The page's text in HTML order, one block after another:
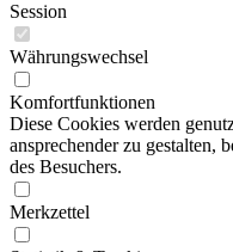
Session
Währungswechsel
Komfortfunktionen
Diese Cookies werden
ansprechender zu gestalten,
des Besuchers.
Merkzettel